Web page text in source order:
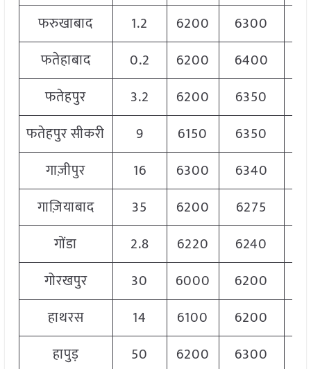
फरुखाबाद
1.2 6200 6300
फतेहाबाद
0.2 6200 6400
फतेहपुर
3.2 6200 6350
फतेहपुर सीकरी
9 6150 6350
गाज़ीपुर
16 6300 6340
गाज़ियाबाद
35 6200 6275
गोंडा
2.8 6220 6240
गोरखपुर
30 6000 6200
हाथरस
14 6100 6200
हापुड़
50 6200 6300